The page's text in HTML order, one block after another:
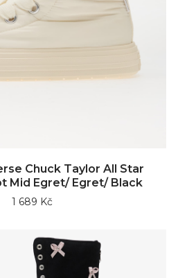
Chuck Taylor All Star
Mid Egret/ Egret/ Black
1 689 Kč